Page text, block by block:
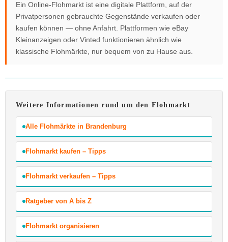
Ein Online-Flohmarkt ist eine digitale Plattform, auf der
Privatpersonen gebrauchte Gegenstände verkaufen oder
kaufen können — ohne Anfahrt. Plattformen wie eBay
Kleinanzeigen oder Vinted funktionieren ähnlich wie
klassische Flohmärkte, nur bequem von zu Hause aus.
Weitere Informationen rund um den Flohmarkt
Alle Flohmärkte in Brandenburg
Flohmarkt kaufen – Tipps
Flohmarkt verkaufen – Tipps
Ratgeber von A bis Z
Flohmarkt organisieren